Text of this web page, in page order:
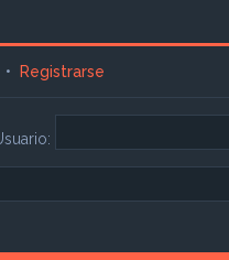
• Registrarse